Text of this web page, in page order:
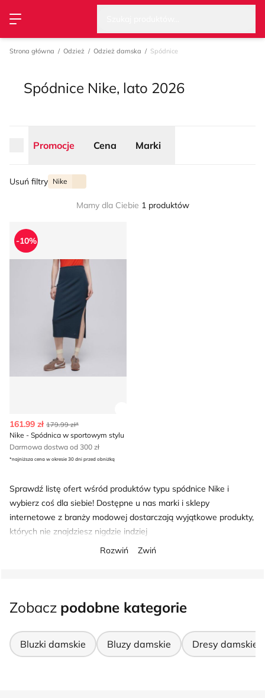
Przełącz menu
Strona główna Odzież Odzież damska Spódnice
Spódnice Nike, lato 2026
Promocje Cena Marki
Usuń filtry Nike
Mamy dla Ciebie 1 produktów
Nike - Spódnica w sportowym stylu
-10%
161.99 zł 179.99 zł*
Nike - Spódnica w sportowym stylu
Darmowa dostwa od 300 zł
*najniższa cena w okresie 30 dni przed obniżką
Sprawdź listę ofert wśród produktów typu spódnice Nike i
wybierz coś dla siebie! Dostępne u nas marki i sklepy
internetowe z branży modowej dostarczają wyjątkowe produkty,
których nie znajdziesz nigdzie indziej
Rozwiń
Zwiń
Zobacz podobne kategorie
Bluzki damskie Bluzy damskie Dresy damskie